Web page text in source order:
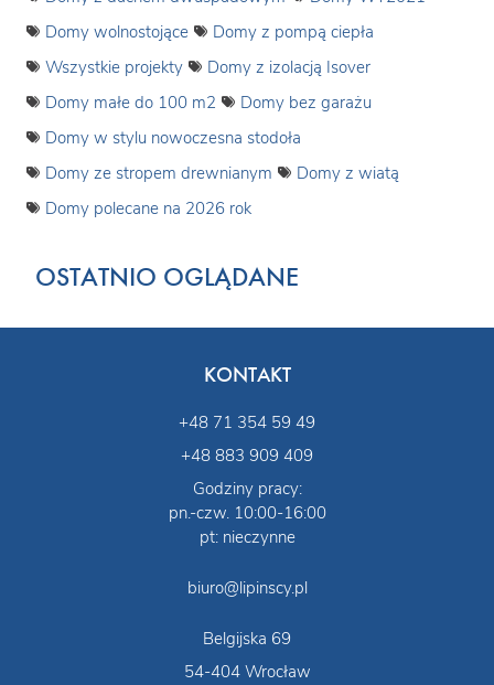
Domy wolnostojące
Domy z pompą ciepła
Wszystkie projekty
Domy z izolacją Isover
Domy małe do 100 m2
Domy bez garażu
Domy w stylu nowoczesna stodoła
Domy ze stropem drewnianym
Domy z wiatą
Domy polecane na 2026 rok
OSTATNIO OGLĄDANE
KONTAKT
+48 71 354 59 49
+48 883 909 409
Godziny pracy:
pn.-czw. 10:00-16:00
pt: nieczynne
biuro@lipinscy.pl
Belgijska 69
54-404 Wrocław